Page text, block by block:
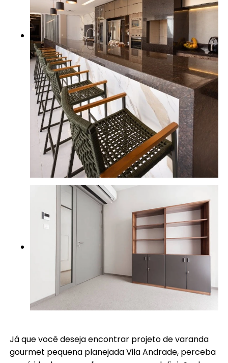
Já que você deseja encontrar projeto de varanda
gourmet pequena planejada Vila Andrade, perceba